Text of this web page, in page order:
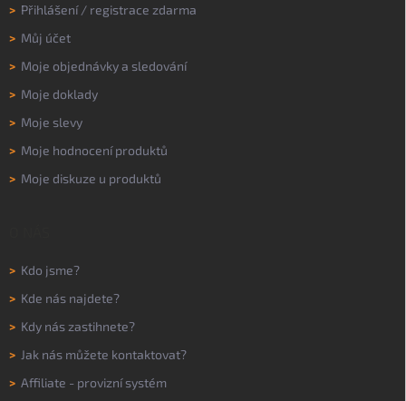
> Přihlášení/ registrace zdarma
> Můj účet
> Moje objednávky a sledování
> Moje doklady
> Moje slevy
> Moje hodnocení produktů
> Moje diskuze u produktů
> Kdo jsme?
> Kde nás najdete?
> Kdy nás zastihnete?
> Jak nás můžete kontaktovat?
> Affiliate - provizní systém